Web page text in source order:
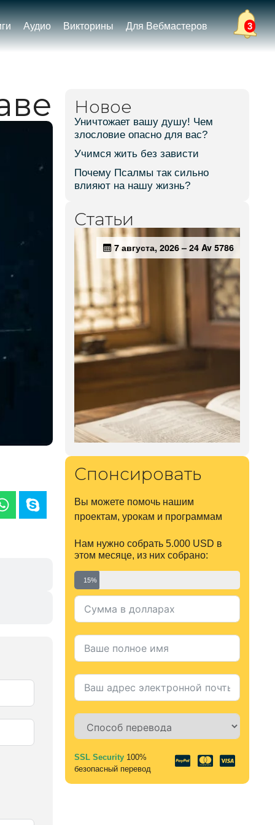
Аудио Викторины Для Вебмастеров 3
Новое
Уничтожает вашу душу! Чем
злословие опасно для вас?
Учимся жить без зависти
Почему Псалмы так сильно
влияют на нашу жизнь?
Статьи
Спонсировать
Вы можете помочь нашим
проектам, урокам и программам
Нам нужно собрать 5.000 USD в
этом месяце, из них собрано:
15%
Alternative:
SSL Security 100%
безопасный перевод